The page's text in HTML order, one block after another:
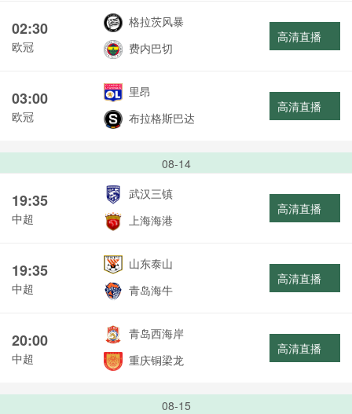
02:30
欧冠
格拉茨风暴
费内巴切
高清直播
03:00
欧冠
里昂
布拉格斯巴达
高清直播
08-14
19:35
中超
武汉三镇
上海海港
高清直播
19:35
中超
山东泰山
青岛海牛
高清直播
20:00
中超
青岛西海岸
重庆铜梁龙
高清直播
08-15